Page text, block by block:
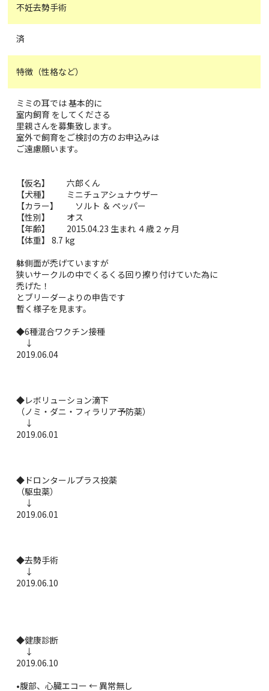
不妊去勢手術
済
特徴（性格など）
ミミの耳では 基本的に
室内飼育 をしてくださる
里親さんを募集致します。
室外で飼育をご検討の方のお申込みは
ご遠慮願います。
【仮名】 六郎くん
【犬種】 ミニチュアシュナウザー
【カラー】 ソルト ＆ ペッパー
【性別】 オス
【年齢】 2015.04.23 生まれ ４歳２ヶ月
【体重】 8.7 kg
躰側面が禿げていますが
狭いサークルの中でくるくる回り擦り付けていた為に
禿げた！
とブリーダーよりの申告です
暫く様子を見ます。
◆6種混合ワクチン接種
↓
2019.06.04
◆レボリューション滴下
（ノミ・ダニ・フィラリア予防薬）
↓
2019.06.01
◆ドロンタールプラス投薬
（駆虫薬）
↓
2019.06.01
◆去勢手術
↓
2019.06.10
◆健康診断
↓
2019.06.10
•腹部、心臓エコー ← 異常無し